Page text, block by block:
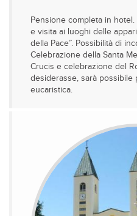
Pensione completa in
e visita ai luoghi delle
della Pace”. Possibilità di
Celebrazione della Santa
Crucis e celebrazione del
desiderasse, sarà possibile
eucaristica.